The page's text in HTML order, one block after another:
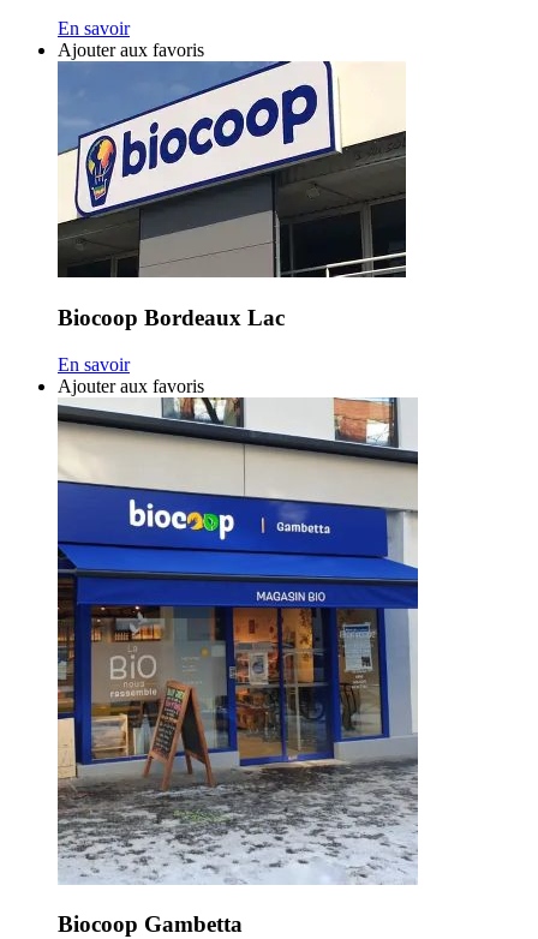
En savoir
Ajouter aux favoris
Biocoop Bordeaux Lac
En savoir
Ajouter aux favoris
Biocoop Gambetta